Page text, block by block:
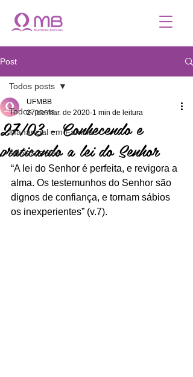
Post
Todos posts
Manancial em Família
Adolescentes
Todos posts
27/03 - Conhecendo e
praticando a lei do Senhor
UFMBB
27 de mar. de 2020 1 min de leitura
“A lei do Senhor é perfeita, e revigora a
alma. Os testemunhos do Senhor são
dignos de confiança, e tornam sábios
os inexperientes” (v.7).